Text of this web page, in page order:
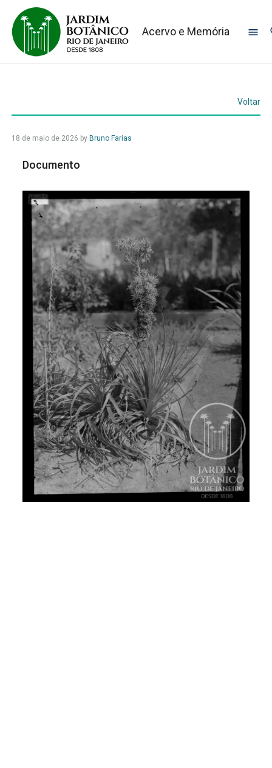
Acervo e Memória
Voltar
18 de maio de 2026 by Bruno Farias
Documento